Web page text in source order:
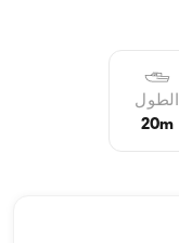
الطول
20m